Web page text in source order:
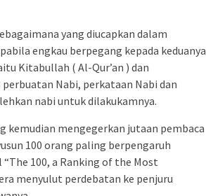
yang diucapkan dalam
engkau berpegang kepada keduanya
Kitabullah ( Al-Qur’an ) dan
Nabi, perkataan Nabi dan
nabi untuk dilakukamnya.
kemudian mengegerkan jutaan pembaca
100 orang paling berpengaruh
100, a Ranking of the Most
menyulut perdebatan ke penjuru